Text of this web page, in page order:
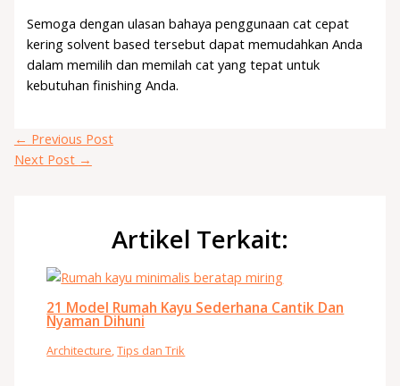
Semoga dengan ulasan bahaya penggunaan cat cepat
kering solvent based tersebut dapat memudahkan Anda
dalam memilih dan memilah cat yang tepat untuk
kebutuhan finishing Anda.
← Previous Post
Next Post →
Artikel Terkait:
21 Model Rumah Kayu Sederhana Cantik Dan
Nyaman Dihuni
Architecture ,Tips dan Trik